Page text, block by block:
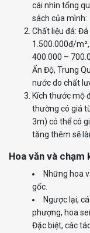
cái nhìn tổng
sách của mình:
Chất liệu đá:
1.500.000đ/
400.000 –
Ấn Độ, Trung
nước do chất
Kích thước mộ
thường có giá
3m) có thể có
tăng thêm sẽ
Hoa văn và chạm
Những hoa
gốc.
Ngược lại,
phượng, hoa
Đặc biệt, các